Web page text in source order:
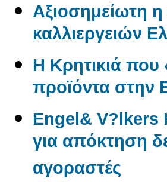
Αξιοσημείωτη
καλλιεργειών
Η Κρητικιά που
προϊόντα
Engel& V?lkers
για απόκτηση
αγοραστές